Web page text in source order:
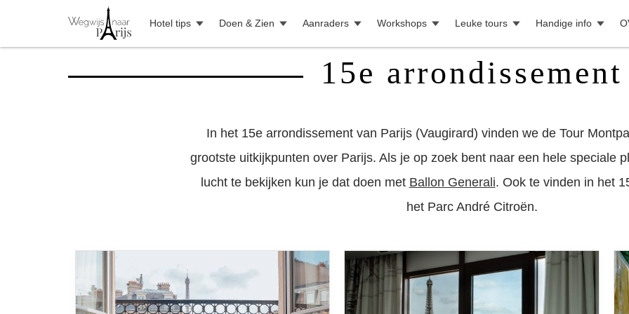
Hotel tips Doen & Zien Aanraders Workshops Leuke tours Handige info
15e arrondissement
In het 15e arrondissement van Parijs (Vaugirard) vinden we de Tour
grootste uitkijkpunten over Parijs. Als je op zoek bent naar een hele speciale
lucht te bekijken kun je dat doen met Ballon Generali. Ook te vinden in het
het Parc André Citroën.